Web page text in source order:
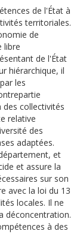
de l'État à
territoriales.
de
libre
de l'État
hiérarchique, il
les
des collectivités
relative
des
adaptées.
et
et assure la
sur son
avec la loi du 13
locales. Il ne
déconcentration.
à des